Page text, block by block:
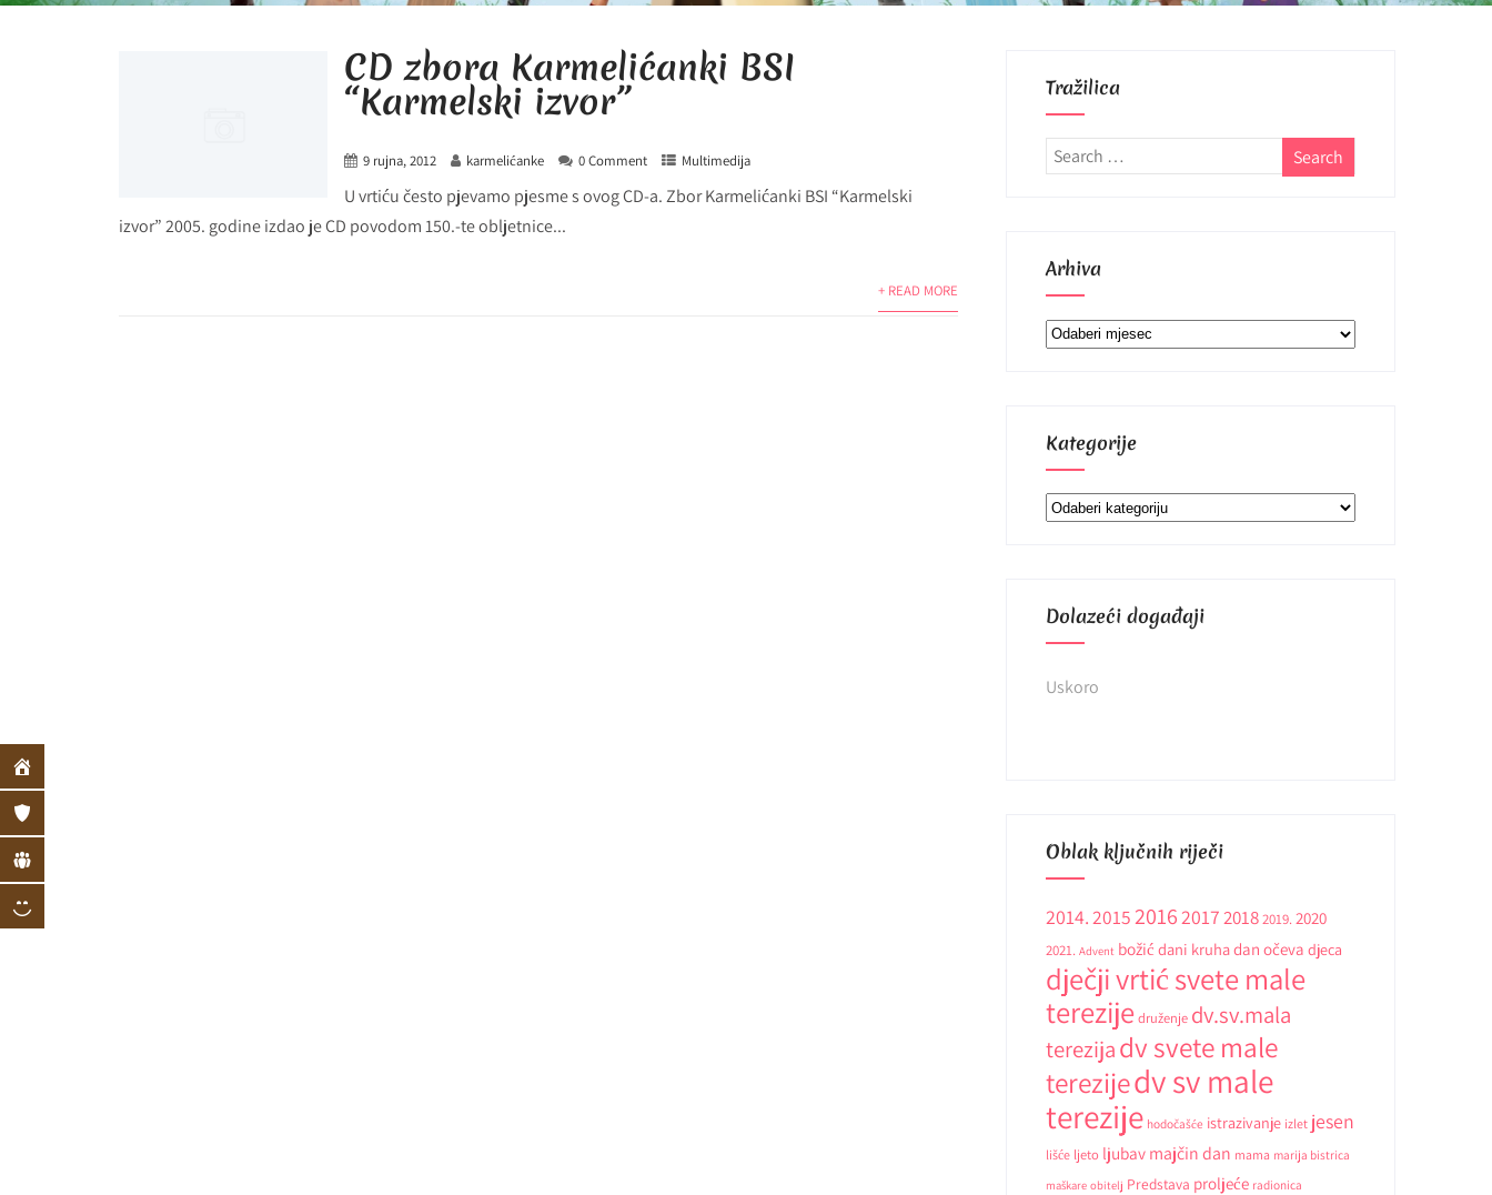
CD zbora Karmelićanki BSI
“Karmelski izvor”
9 rujna, 2012 karmelićanke 0 Comment Multimedija
U vrtiću često pjevamo pjesme s ovog CD-a. Zbor Karmelićanki BSI “Karmelski
izvor” 2005. godine izdao je CD povodom 150.-te obljetnice...
+ READ MORE
Tražilica
Arhiva
Arhiva
Kategorije
Kategorije
Dolazeći događaji
Uskoro
Oblak ključnih riječi
2014.20152016201720182019.2020
2021. Advent božić dani kruhadan očeva djeca
dječji vrtić svete male
terezijedruženje dv.sv.mala
terezijadv svete male
terezijedv sv male
terezije hodočašće istrazivanje izlet jesen
lišće ljeto ljubav majčin dan mama marija bistrica
maškare obitelj Predstava proljeće radionica